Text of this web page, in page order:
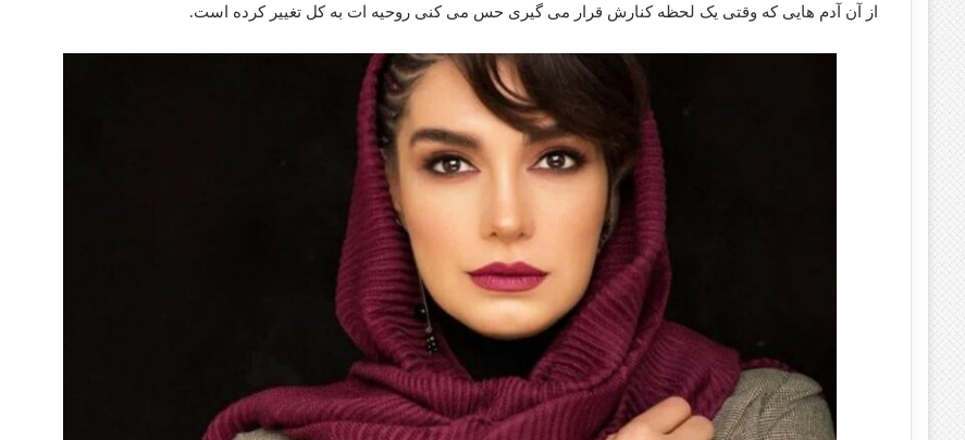
از آن آدم هایی که وقتی یک لحظه کنارش قرار می گیری حس می کنی روحیه ات به کل تغییر کرده است.